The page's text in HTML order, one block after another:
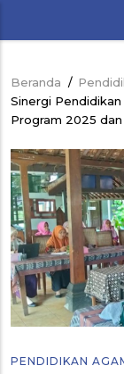
Beranda /
Sinergi
Program 2025
PENDIDIKAN